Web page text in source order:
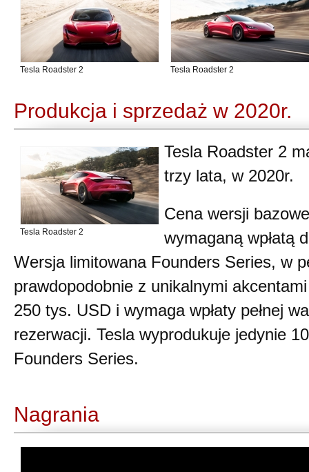
Tesla Roadster 2 Tesla Roadster 2
Produkcja i sprzedaż w 2020r.
Tesla Roadster 2
Tesla Roadster 2
trzy lata, w 2020r.
Cena wersji
wymaganą wpłatą
Wersja limitowana Founders Series, w
prawdopodobnie z unikalnymi
250 tys. USD i wymaga wpłaty pełnej
rezerwacji. Tesla wyprodukuje jedynie
Founders Series.
Nagrania